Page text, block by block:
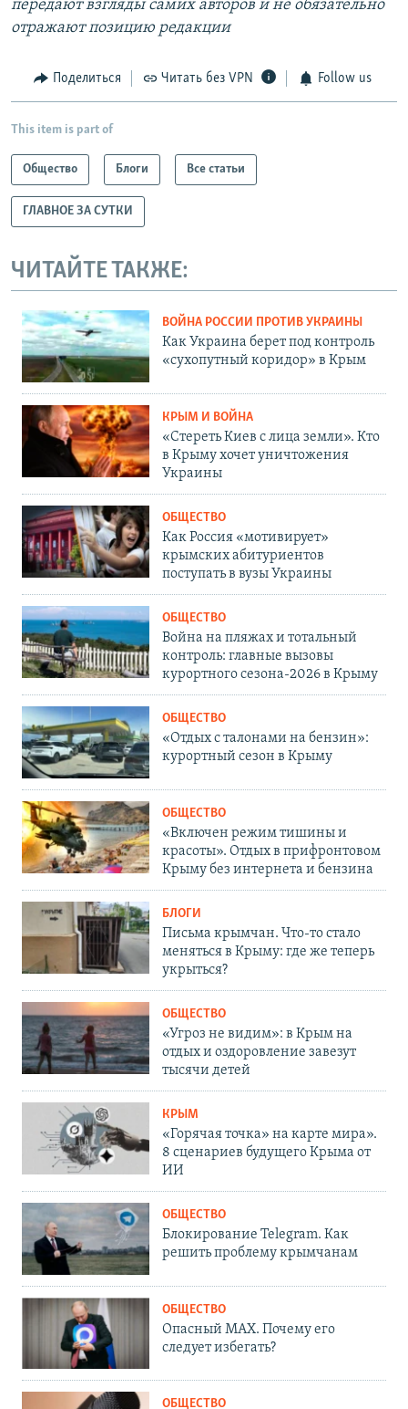
передают взгляды самих авторов и не обязательно
отражают позицию редакции
Поделиться Читать без VPN Follow us
This item is part of
Общество Блоги Все статьи
ГЛАВНОЕ ЗА СУТКИ
ЧИТАЙТЕ ТАКЖЕ:
ВОЙНА РОССИИ ПРОТИВ УКРАИНЫ
Как Украина берет под контроль
«сухопутный коридор» в Крым
КРЫМ И ВОЙНА
«Стереть Киев с лица земли». Кто
в Крыму хочет уничтожения
Украины
ОБЩЕСТВО
Как Россия «мотивирует»
крымских абитуриентов
поступать в вузы Украины
ОБЩЕСТВО
Война на пляжах и тотальный
контроль: главные вызовы
курортного сезона-2026 в Крыму
ОБЩЕСТВО
«Отдых с талонами на бензин»:
курортный сезон в Крыму
ОБЩЕСТВО
«Включен режим тишины и
красоты». Отдых в прифронтовом
Крыму без интернета и бензина
БЛОГИ
Письма крымчан. Что-то стало
меняться в Крыму: где же теперь
укрыться?
ОБЩЕСТВО
«Угроз не видим»: в Крым на
отдых и оздоровление завезут
тысячи детей
КРЫМ
«Горячая точка» на карте мира».
8 сценариев будущего Крыма от
ИИ
ОБЩЕСТВО
Блокирование Telegram. Как
решить проблему крымчанам
ОБЩЕСТВО
Опасный MAX. Почему его
следует избегать?
ОБЩЕСТВО